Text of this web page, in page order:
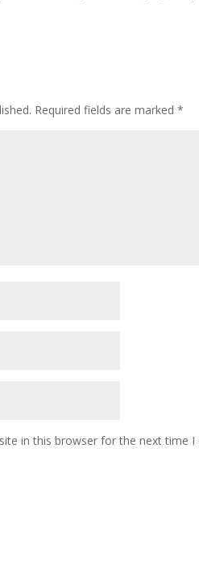
Required fields are marked*
in this browser for the next time I